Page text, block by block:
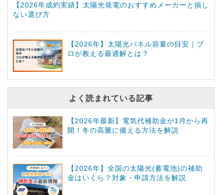
【2026年成約実績】太陽光発電のおすすめメーカーと損し
ない選び方
【2026年】太陽光パネル容量の目安｜プ
ロが教える最適解とは？
よく読まれている記事
【2026年最新】電気代補助金が1月から再
開！冬の高騰に備える方法を解説
【2026年】全国の太陽光(蓄電池)の補助
金はいくら？対象・申請方法を解説